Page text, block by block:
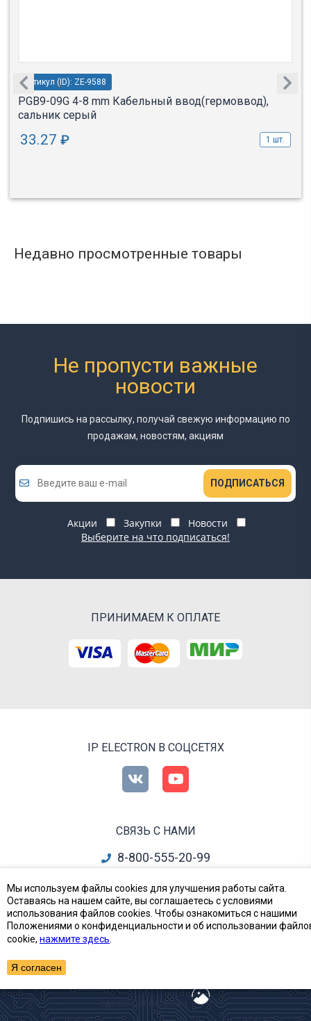
Артикул (ID): ZE-9588
PGB9-09G 4-8 mm Кабельный ввод(гермоввод),
сальник серый
33.27 ₽ 1 шт.
Недавно просмотренные товары
Не пропусти важные
новости
Подпишись на рассылку, получай свежую информацию по
продажам, новостям, акциям
ПОДПИСАТЬСЯ
Акции Закупки
Новости
Выберите на что подписаться!
ПРИНИМАЕМ К ОПЛАТЕ
IP ELECTRON В СОЦСЕТЯХ
СВЯЗЬ С НАМИ
8-800-555-20-99
все контакты
Приборы, Радиодетали и Электронные компоненты
сделано в Artgorka
Мы используем файлы cookies для улучшения работы сайта.
Оставаясь на нашем сайте, вы соглашаетесь с условиями
использования файлов cookies. Чтобы ознакомиться с нашими
Положениями о конфиденциальности и об использовании
cookie, нажмите здесь
Я согласен